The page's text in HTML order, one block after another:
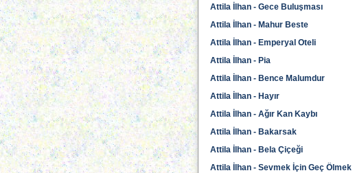
Attila İlhan - Gece Buluşması
Attila İlhan - Mahur Beste
Attila İlhan - Emperyal Oteli
Attila İlhan - Pia
Attila İlhan - Bence Malumdur
Attila İlhan - Hayır
Attila İlhan - Ağır Kan Kaybı
Attila İlhan - Bakarsak
Attila İlhan - Bela Çiçeği
Attila İlhan - Sevmek İçin Geç